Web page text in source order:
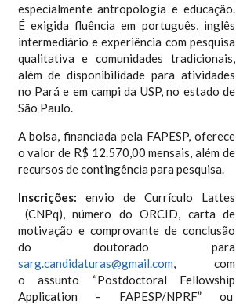
especialmente antropologia e educação.
É exigida fluência em português, inglês
intermediário e experiência com pesquisa
qualitativa e comunidades tradicionais,
além de disponibilidade para atividades
no Pará e em campi da USP, no estado de
São Paulo.
A bolsa, financiada pela FAPESP, oferece
o valor de R$ 12.570,00 mensais, além de
recursos de contingência para pesquisa.
Inscrições: envio de Currículo Lattes
(CNPq), número do ORCID, carta de
motivação e comprovante de conclusão
do doutorado para
sarg.candidaturas@gmail.com, com
o assunto “Postdoctoral Fellowship
Application – FAPESP/NPRF” ou